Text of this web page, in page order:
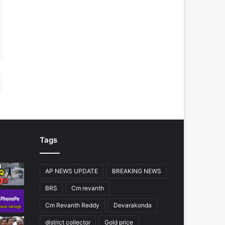
Tags
AP NEWS UPDATE BREAKING NEWS
BRS Cm revanth
Cm Revanth Reddy Devarakonda
district collector Gold price